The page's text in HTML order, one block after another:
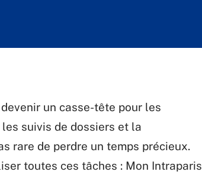
un casse-tête pour les
suivis de dossiers et la
rare de perdre un temps précieux.
toutes ces tâches : Mon Intraparis